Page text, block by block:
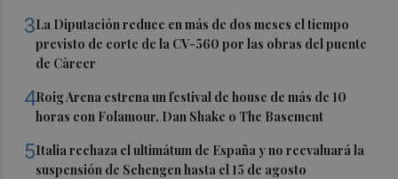
3La Diputación reduce en más de dos meses el tiempo
previsto de corte de la CV-560 por las obras del puente
de Càrcer
4Roig Arena estrena un festival de house de más de 10
horas con Folamour, Dan Shake o The Basement
5Italia rechaza el ultimátum de España y no reevaluará la
suspensión de Schengen hasta el 15 de agosto